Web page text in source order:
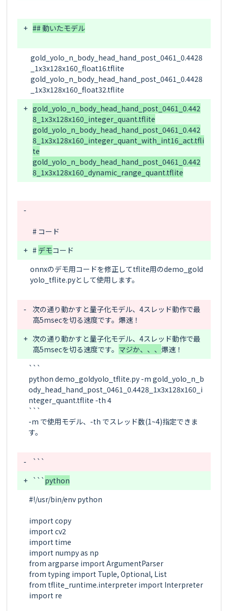
+ ## 動いたモデル
gold_yolo_n_body_head_hand_post_0461_0.4428
_1x3x128x160_float16.tflite
gold_yolo_n_body_head_hand_post_0461_0.4428
+ gold_yolo_n_body_head_hand_post_0461_0.442
8_1x3x128x160_integer_quant.tflite
gold_yolo_n_body_head_hand_post_0461_0.442
8_1x3x128x160_integer_quant_with_int16_act.tfli
te
gold_yolo_n_body_head_hand_post_0461_0.442
-
#
+ # デモ
onnxのデモ用コードを修正してtflite用のdemo_gold
yolo_tflite.pyとして使用します。
-
次の通り動かすと量子化モデル、4スレッド動作で最
高5msecを切る速度です。
+ 次の通り動かすと量子化モデル、4スレッド動作で最
高5msecを切る速度です。 マジか、、、
```
python demo_goldyolo_tflite.py -m gold_yolo_n_b
ody_head_hand_post_0461_0.4428_1x3x128x160_i
nteger_quant.tflite -th 4
```
-m で使用モデル、-th でスレッド数(1~4)指定できま
す。
-
```
+ ``` python
#!/usr/bin/env python
import copy
import cv2
import time
import numpy as np
from argparse import ArgumentParser
from typing import Tuple, Optional, List
from tflite_runtime.interpreter import Interpreter
import re